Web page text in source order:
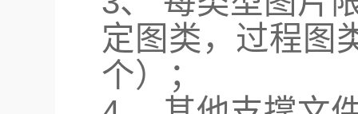
定图类，过程图
个）；